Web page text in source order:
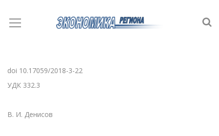
doi 10.17059/2018-3-22
УДК 332.3
В. И. Денисов